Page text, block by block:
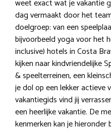
weet exact wat je vakantie
dag vermaakt door het
doelgroep: van een
bijvoorbeeld yoga voor het
inclusive) hotels in Costa
kijken naar kindvriendelijke
& speelterreinen, een
je dol op een lekker actieve
vakantiegids vind jij
een heerlijke vakantie. De
kenmerken kan je hieronder